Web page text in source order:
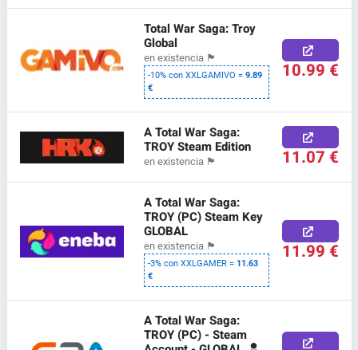
Total War Saga: Troy
Global
en existencia 🏴
-10% con XXLGAMIVO =9.89
€
10.99 €
A Total War Saga:
TROY Steam Edition
en existencia 🏴 11.07 €
A Total War Saga:
TROY (PC) Steam Key
GLOBAL
en existencia 🏴
-3% con XXLGAMER =11.63
€
11.99 €
A Total War Saga:
TROY (PC) - Steam